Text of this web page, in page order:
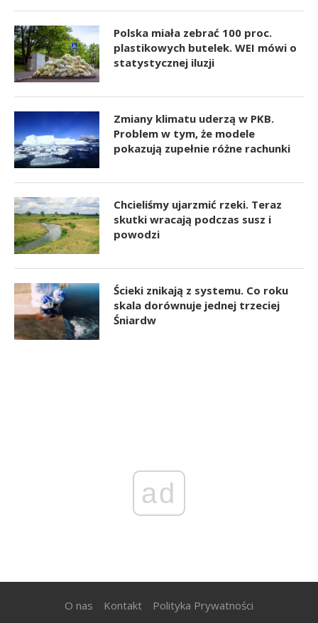
Polska miała zebrać 100 proc.
plastikowych butelek. WEI mówi o
statystycznej iluzji
Zmiany klimatu uderzą w PKB.
Problem w tym, że modele
pokazują zupełnie różne rachunki
Chcieliśmy ujarzmić rzeki. Teraz
skutki wracają podczas susz i
powodzi
Ścieki znikają z systemu. Co roku
skala dorównuje jednej trzeciej
Śniardw
ad
O nas Kontakt Polityka Prywatności